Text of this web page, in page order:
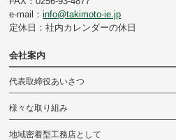
e-mail：info@takimoto-ie.jp
定休日：社内カレンダーの休日
会社案内
代表取締役あいさつ
様々な取り組み
地域密着型工務店として